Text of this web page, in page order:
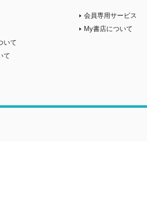
いて
て
会員専用サービス
My書店について